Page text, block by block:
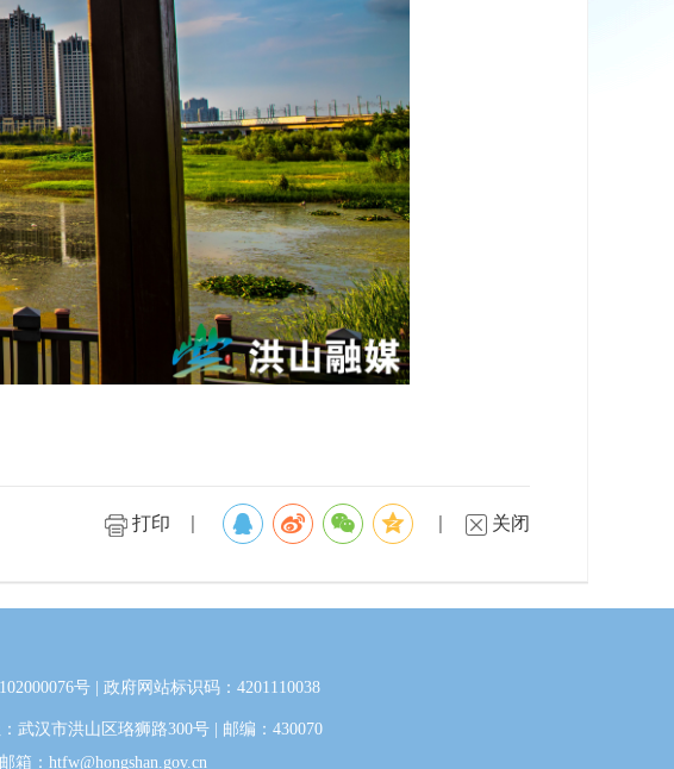
打印 关闭
号 | 政府网站标识码：4201110038
武汉市洪山区珞狮路300号 | 邮编：430070
箱：htfw@hongshan.gov.cn